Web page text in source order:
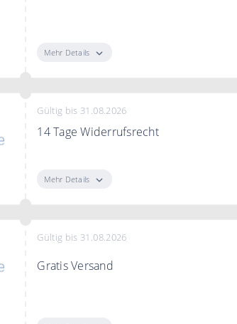
Mehr Details
Gültig bis 31.08.2026
14 Tage Widerrufsrecht
Widerrufsfrist beträgt vierzehn Tage
Mehr Details
Gültig bis 31.08.2026
Gratis Versand
Mindestbestellwert von 125 € ist die